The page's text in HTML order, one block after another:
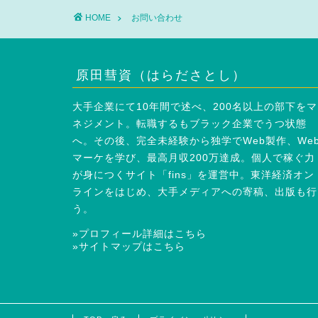
HOME お問い合わせ
原田彗資（はらださとし）
大手企業にて10年間で述べ、200名以上の部下をマ
ネジメント。転職するもブラック企業でうつ状態
へ。その後、完全未経験から独学でWeb製作、
マーケを学び、最高月収200万達成。個人で稼ぐ力
が身につくサイト「fins」を運営中。東洋経済オン
ラインをはじめ、大手メディアへの寄稿、出版も行
う。
»プロフィール詳細はこちら
»サイトマップはこちら